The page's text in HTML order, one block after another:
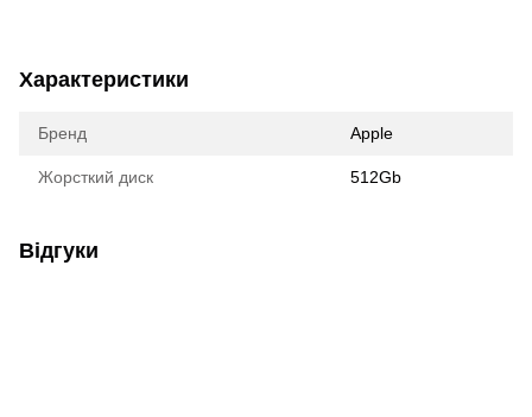
Характеристики
Бренд Apple
Жорсткий диск 512Gb
Відгуки